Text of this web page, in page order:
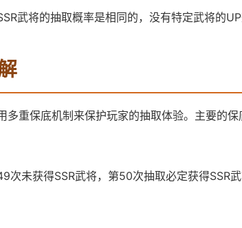
武将的抽取概率是相同的，没有特定武将的UP
多重保底机制来保护玩家的抽取体验。主要的保
次未获得SSR武将，第50次抽取必定获得SSR